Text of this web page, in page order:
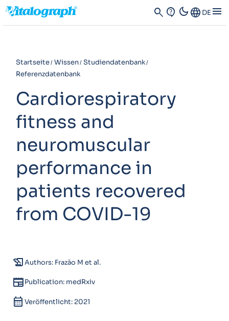
search contact_support dark_modeLanguage DE menu
Startseite Wissen Studiendatenbank
Referenzdatenbank
Cardiorespiratory
fitness and
neuromuscular
performance in
patients recovered
from COVID-19
history_eduAuthors: Frazão M et al.
newspaperPublication: medRxiv
calendar_month Veröffentlicht: 2021